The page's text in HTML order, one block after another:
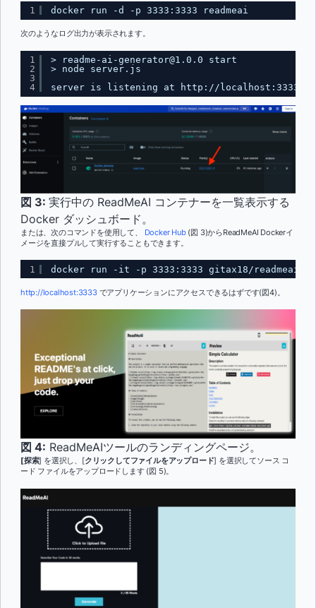
1 docker run -d -p 3333:3333 readmeai
次のようなログ出力が表示されます。
1
2
3
4
> readme-ai-generator@1.0.0 start
> node server.js
server is listening at
http://localhost:3333
図 3: 実行中の ReadMeAI コンテナーを一覧表示する
Docker ダッシュボード。
または、次のコマンドを使用して、 Docker Hub(図 3)からReadMeAI Dockerイ
メージを直接プルして実行することもできます。
1 docker run -it -p 3333:3333 gitax18/readmeai
http://localhost:3333でアプリケーションにアクセスできるはずです(図4)。
図 4: ReadMeAIツールのランディングページ。
[探索] を選択し、[クリックしてファイルをアップロード] を選択してソース コ
ード ファイルをアップロードします (図 5)。